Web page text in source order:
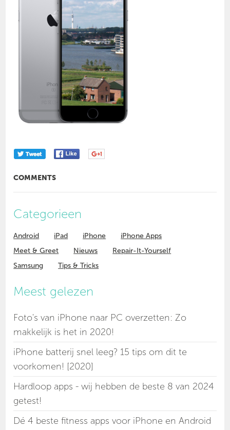
COMMENTS
Categorieen
Android iPad iPhone
iPhone Apps
Meet & Greet
Nieuws
Repair-It-Yourself
Samsung
Tips & Tricks
Meest gelezen
Foto's van iPhone naar PC overzetten: Zo
makkelijk is het in 2020!
iPhone batterij snel leeg? 15 tips om dit te
voorkomen! [2020]
Hardloop apps - wij hebben de beste 8 van 2024
getest!
Dé 4 beste fitness apps voor iPhone en Android